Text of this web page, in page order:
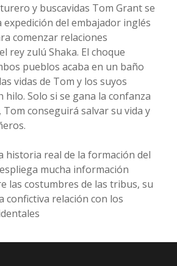
y buscavidas Tom Grant se
expedición del embajador inglés
comenzar relaciones
rey zulú Shaka. El choque
pueblos acaba en un baño
vidas de Tom y los suyos
hilo. Solo si se gana la confanza
conseguirá salvar su vida y
historia real de la formación del
mucha información
las costumbres de las tribus, su
confictiva relación con los